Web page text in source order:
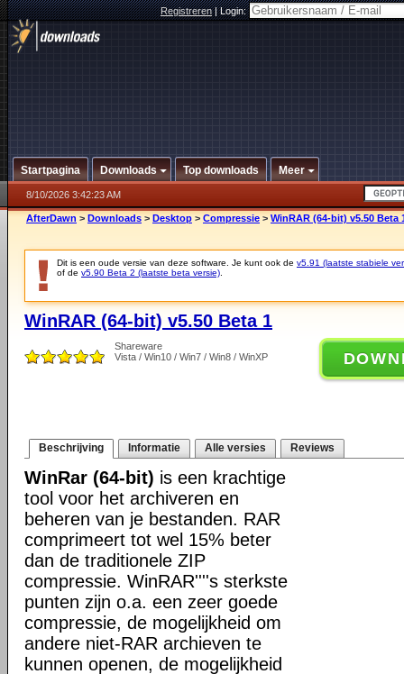
Registreren|Login:
Startpagina Downloads Top downloads Meer
8/10/2026 3:42:23 AM
AfterDawn > Downloads > Desktop > Compressie > WinRAR (64-bit) v5.50 Beta
Dit is een oude versie van deze software. Je kunt ook de v5.91 (laatste stabiele
of de v5.90 Beta 2 (laatste beta versie)
WinRAR (64-bit) v5.50 Beta 1
Shareware
Vista / Win10 / Win7 / Win8 / WinXP
Beschrijving Informatie Alle versies Reviews
WinRar (64-bit) is een krachtige
tool voor het archiveren en
beheren van je bestanden. RAR
comprimeert tot wel 15% beter
dan de traditionele ZIP
compressie. WinRAR''''s sterkste
punten zijn o.a. een zeer goede
compressie, de mogelijkheid om
andere niet-RAR archieven te
kunnen openen, de mogelijkheid